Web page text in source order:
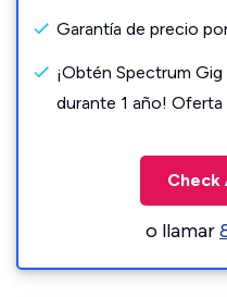
Garantía de precio
¡Obtén Spectrum
durante 1 año!
Check
o llamar